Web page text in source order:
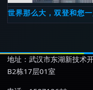
世界那么大，双登和您
地址：武汉市东湖新技术
B2栋17层01室